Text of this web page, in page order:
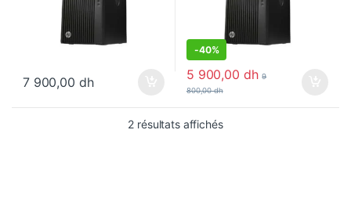
7 900,00 dh
-40%
5 900,00 dh 9
800,00dh
2 résultats affichés